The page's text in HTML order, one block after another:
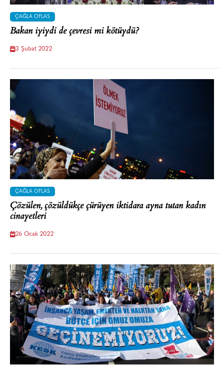
ÇAĞLA OFLAS
Bakan iyiydi de çevresi mi kötüydü?
3 Şubat 2022
ÇAĞLA OFLAS
Çözülen, çözüldükçe çürüyen iktidara ayna tutan kadın
cinayetleri
26 Ocak 2022